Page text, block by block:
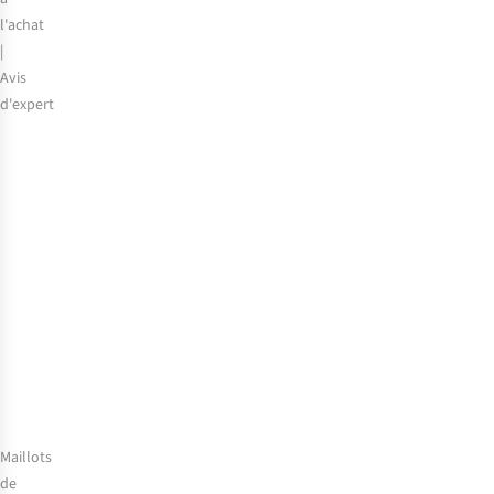
l'achat
|
Avis
d'expert
Maillots
de